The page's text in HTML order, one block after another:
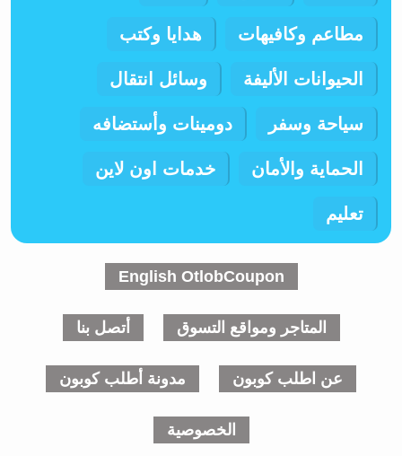
مطاعم وكافيهات هدايا وكتب
الحيوانات الأليفة وسائل انتقال
سياحة وسفر دومينات وأستضافه
الحماية والأمان خدمات اون لاين
تعليم
English OtlobCoupon
المتاجر ومواقع التسوق أتصل بنا
عن اطلب كوبون مدونة أطلب كوبون
الخصوصية